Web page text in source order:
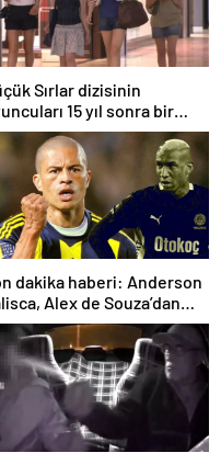
Sırlar dizisinin
15 yıl sonra bir
dakika haberi: Anderson
Alex de Souza’dan
ilki yaşadı! Sivasspor’a
gol sonrası…